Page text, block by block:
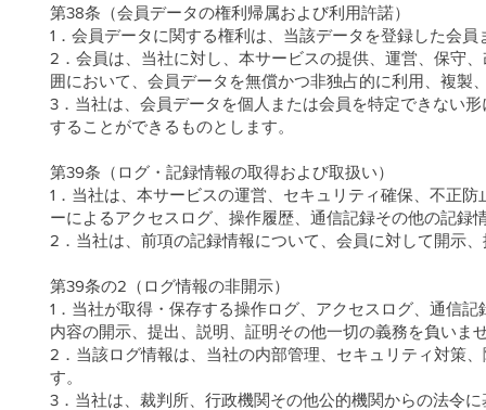
第38条（会員データの権利帰属および利用許諾）
1．会員データに関する権利は、当該データを登録した会
2．会員は、当社に対し、本サービスの提供、運営、保守
囲において、会員データを無償かつ非独占的に利用、複製
3．当社は、会員データを個人または会員を特定できない
することができるものとします。
第39条（ログ・記録情報の取得および取扱い）
1．当社は、本サービスの運営、セキュリティ確保、不正
ーによるアクセスログ、操作履歴、通信記録その他の記
2．当社は、前項の記録情報について、会員に対して開示
第39条の2（ログ情報の非開示）
1．当社が取得・保存する操作ログ、アクセスログ、通信
内容の開示、提出、説明、証明その他一切の義務を負いま
2．当該ログ情報は、当社の内部管理、セキュリティ対策
す。
3．当社は、裁判所、行政機関その他公的機関からの法令